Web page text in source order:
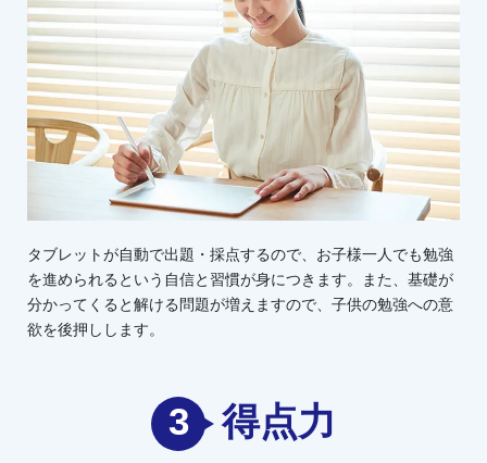
タブレットが自動で出題・採点するので、お子様一人でも勉強
を進められるという自信と習慣が身につきます。また、基礎が
分かってくると解ける問題が増えますので、子供の勉強への意
欲を後押しします。
3 得点力